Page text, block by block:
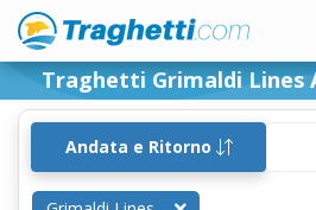
Traghetti Grimaldi Lines
Andata e Ritorno